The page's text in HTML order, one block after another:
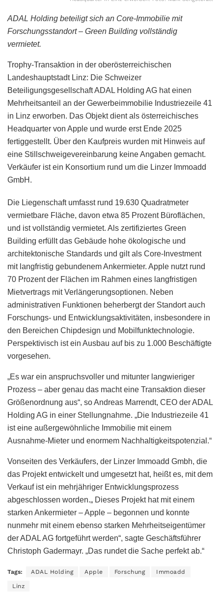
ADAL Holding beteiligt sich an Core-Immobilie mit
Forschungsstandort – Green Building vollständig
vermietet.
Trophy-Transaktion in der oberösterreichischen
Landeshauptstadt Linz: Die Schweizer
Beteiligungsgesellschaft ADAL Holding AG hat einen
Mehrheitsanteil an der Gewerbeimmobilie Industriezeile 41
in Linz erworben. Das Objekt dient als österreichisches
Headquarter von Apple und wurde erst Ende 2025
fertiggestellt. Über den Kaufpreis wurden mit Hinweis auf
eine Stillschweigevereinbarung keine Angaben gemacht.
Verkäufer ist ein Konsortium rund um die Linzer Immoadd
GmbH.
Die Liegenschaft umfasst rund 19.630 Quadratmeter
vermietbare Fläche, davon etwa 85 Prozent Büroflächen,
und ist vollständig vermietet. Als zertifiziertes Green
Building erfüllt das Gebäude hohe ökologische und
architektonische Standards und gilt als Core-Investment
mit langfristig gebundenem Ankermieter. Apple nutzt rund
70 Prozent der Flächen im Rahmen eines langfristigen
Mietvertrags mit Verlängerungsoptionen. Neben
administrativen Funktionen beherbergt der Standort auch
Forschungs- und Entwicklungsaktivitäten, insbesondere in
den Bereichen Chipdesign und Mobilfunktechnologie.
Perspektivisch ist ein Ausbau auf bis zu 1.000 Beschäftigte
vorgesehen.
„Es war ein anspruchsvoller und mitunter langwieriger
Prozess – aber genau das macht eine Transaktion dieser
Größenordnung aus“, so Andreas Marrendt, CEO der ADAL
Holding AG in einer Stellungnahme. „Die Industriezeile 41
ist eine außergewöhnliche Immobilie mit einem
Ausnahme-Mieter und enormem Nachhaltigkeitspotenzial.“
Vonseiten des Verkäufers, der Linzer Immoadd Gmbh, die
das Projekt entwickelt und umgesetzt hat, heißt es, mit dem
Verkauf ist ein mehrjähriger Entwicklungsprozess
abgeschlossen worden.„ Dieses Projekt hat mit einem
starken Ankermieter – Apple – begonnen und konnte
nunmehr mit einem ebenso starken Mehrheitseigentümer
der ADAL AG fortgeführt werden“, sagte Geschäftsführer
Christoph Gadermayr. „Das rundet die Sache perfekt ab.“
Tags: ADAL Holding Apple Forschung Immoadd
Linz